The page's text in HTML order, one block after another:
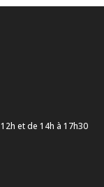
et de 14h à 17h30